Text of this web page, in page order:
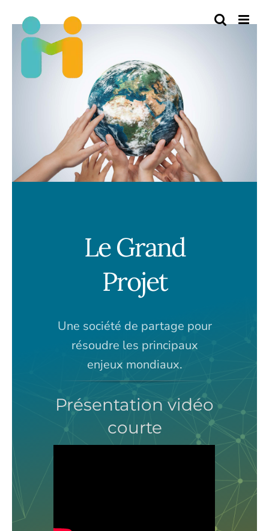
contenu
Le Grand
Projet
Une société de partage pour
résoudre les principaux
enjeux mondiaux.
Présentation vidéo
courte